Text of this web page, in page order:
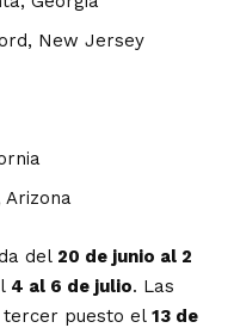
New Jersey
Arizona
del 20 de junio al 2
4 al 6 de julio. Las
tercer puesto el 13 de